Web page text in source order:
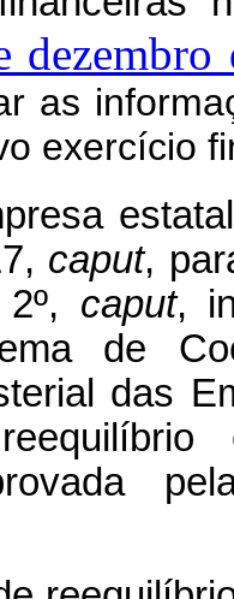
dezembro
as
exercício
caput,
caput,
de
das